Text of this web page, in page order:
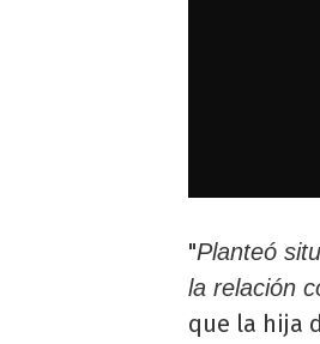
"Planteó
la relación
que la hija